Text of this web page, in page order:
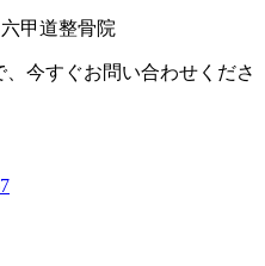
甲道整骨院